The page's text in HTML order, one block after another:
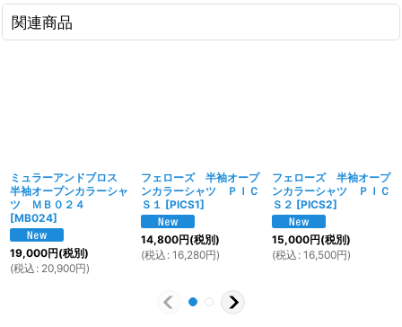
関連商品
ミュラーアンドブロス
半袖オープンカラーシャ
ツ ＭＢ０２４
[MB024]
19,000円(税別)
(税込 : 20,900円)
フェローズ 半袖オープ
ンカラーシャツ ＰＩＣ
Ｓ１ [PICS1]
14,800円(税別)
(税込 : 16,280円)
フェローズ 半袖オープ
ンカラーシャツ ＰＩＣ
Ｓ２ [PICS2]
15,000円(税別)
(税込 : 16,500円)